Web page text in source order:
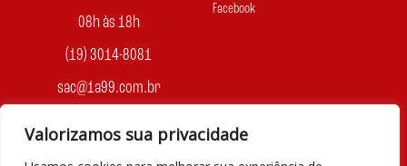
Valorizamos sua privacidade
08h às 18h
(19) 3014-8081
sac@1a99.com.br
Facebook
Formas de pagamento